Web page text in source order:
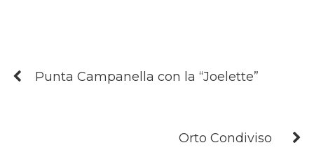
Punta Campanella con la “Joelette”
Orto Condiviso